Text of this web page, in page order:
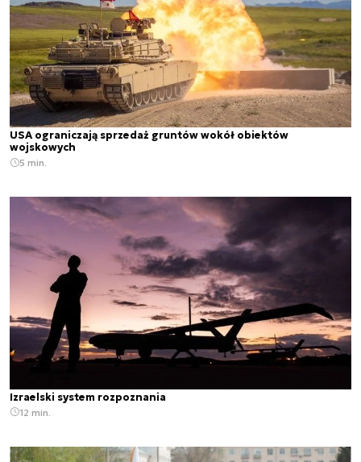
USA ograniczają sprzedaż gruntów wokół obiektów
wojskowych
5 min.
Izraelski system rozpoznania
12 min.